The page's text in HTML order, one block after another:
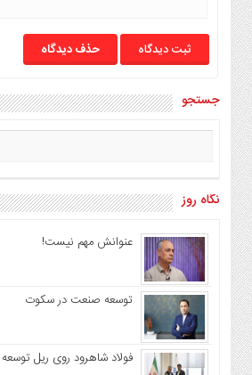
حذف دیدگاه
جستجو
نگاه روز
عنوانش مهم نیست!
توسعه صنعت در سکوت
فولاد شاهرود روی ریل توسعه